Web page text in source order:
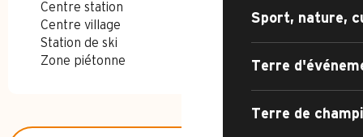
Sport, nature,
Terre
Terre de
Centre station
Centre village
Station de ski
Zone piétonne